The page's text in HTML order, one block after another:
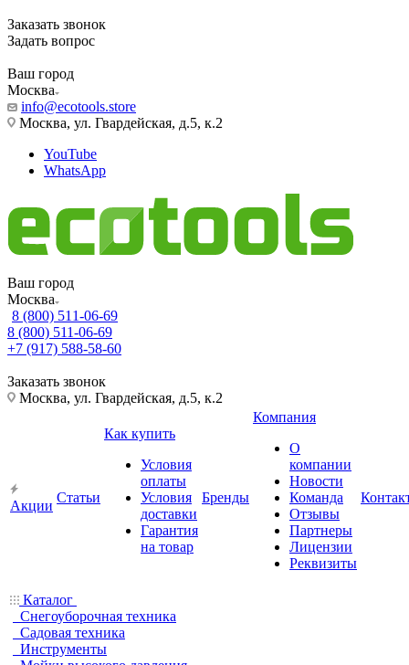
Заказать звонок
Задать вопрос
Ваш город
Москва
info@ecotools.store
Москва, ул. Гвардейская, д.5, к.2
YouTube
WhatsApp
Ваш город
Москва
8 (800) 511-06-69
8 (800) 511-06-69
+7 (917) 588-58-60
Заказать звонок
Москва, ул. Гвардейская, д.5, к.2
Акции
Статьи
Как купить
Условия
оплаты
Условия
доставки
Гарантия
на товар
Бренды
Компания
О
компании
Новости
Команда
Отзывы
Партнеры
Лицензии
Реквизиты
Каталог
Снегоуборочная техника
Садовая техника
Инструменты